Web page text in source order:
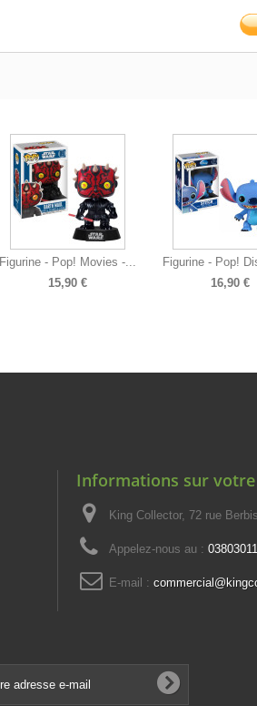
Figurine - Pop! Movies -...
15,90 €
Figurine - Pop!
16,90 €
Informations sur
King Collector, 72 rue
Appelez-nous au :
E-mail :